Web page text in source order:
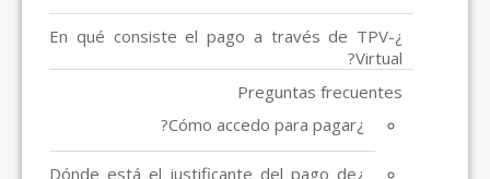
¿En qué consiste el pago a través de TPV-
Virtual?
Preguntas frecuentes
¿Cómo accedo para pagar?
¿Dónde está el justificante del pago de